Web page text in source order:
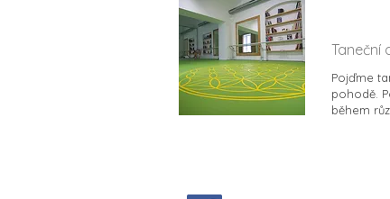
Taneční
Pojďme
pohodě.
během